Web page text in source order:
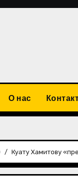
О нас
Куату Хамитову